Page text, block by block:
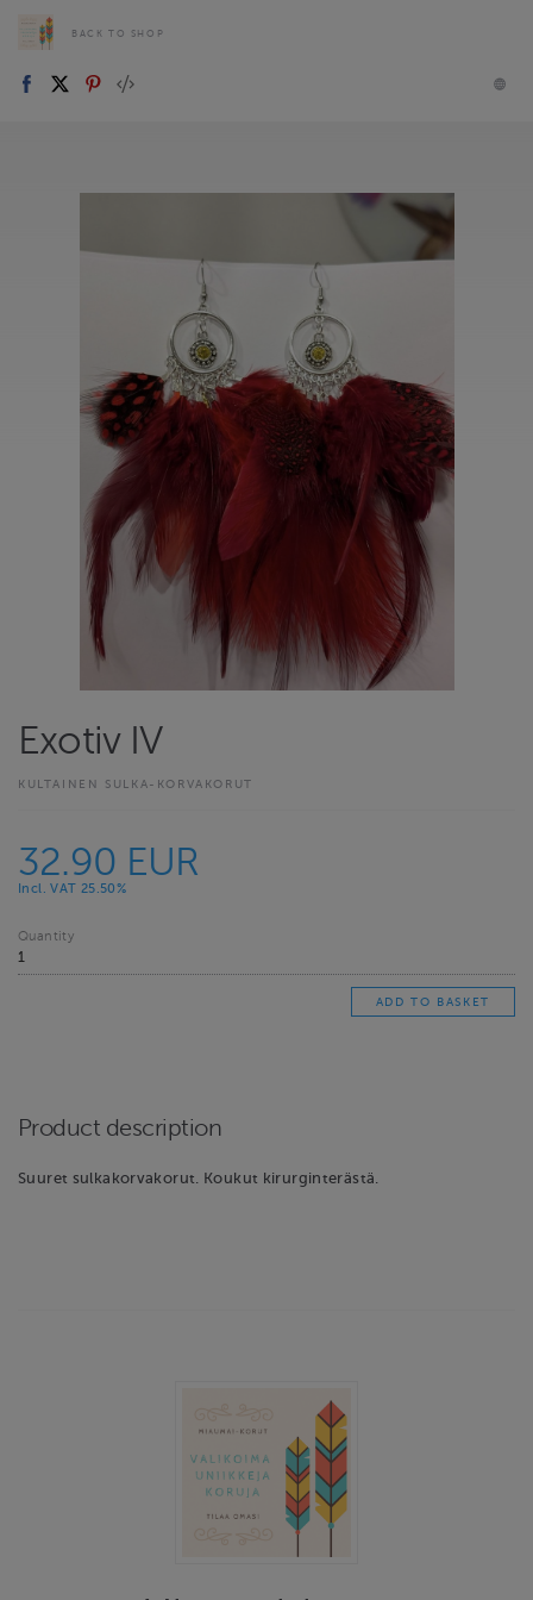
BACK TO SHOP
Exotiv IV
KULTAINEN SULKA-KORVAKORUT
32.90 EUR
Incl. VAT 25.50%
Quantity
Product description
Suuret sulkakorvakorut. Koukut kirurginterästä.